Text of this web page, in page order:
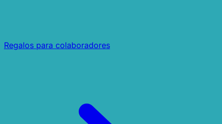
Regalos para colaboradores